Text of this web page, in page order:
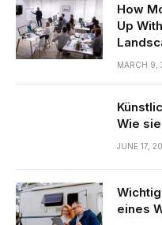
How
Up
MARCH 9,
Wie
JUNE 17,
eines